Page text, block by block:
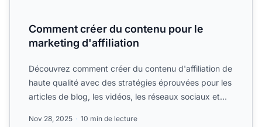
Comment créer du contenu pour le
marketing d'affiliation
Découvrez comment créer du contenu d'affiliation de
haute qualité avec des stratégies éprouvées pour les
articles de blog, les vidéos, les réseaux sociaux et
Nov 28, 2025 10 min de lecture